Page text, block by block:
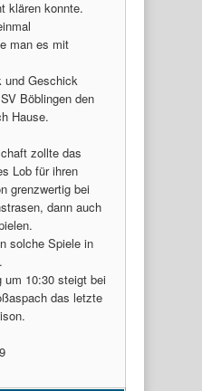
klären konnte.
man es mit
und Geschick
Böblingen den
Hause.
zollte das
Lob für ihren
grenzwertig bei
dann auch
solche Spiele in
um 10:30 steigt bei
das letzte